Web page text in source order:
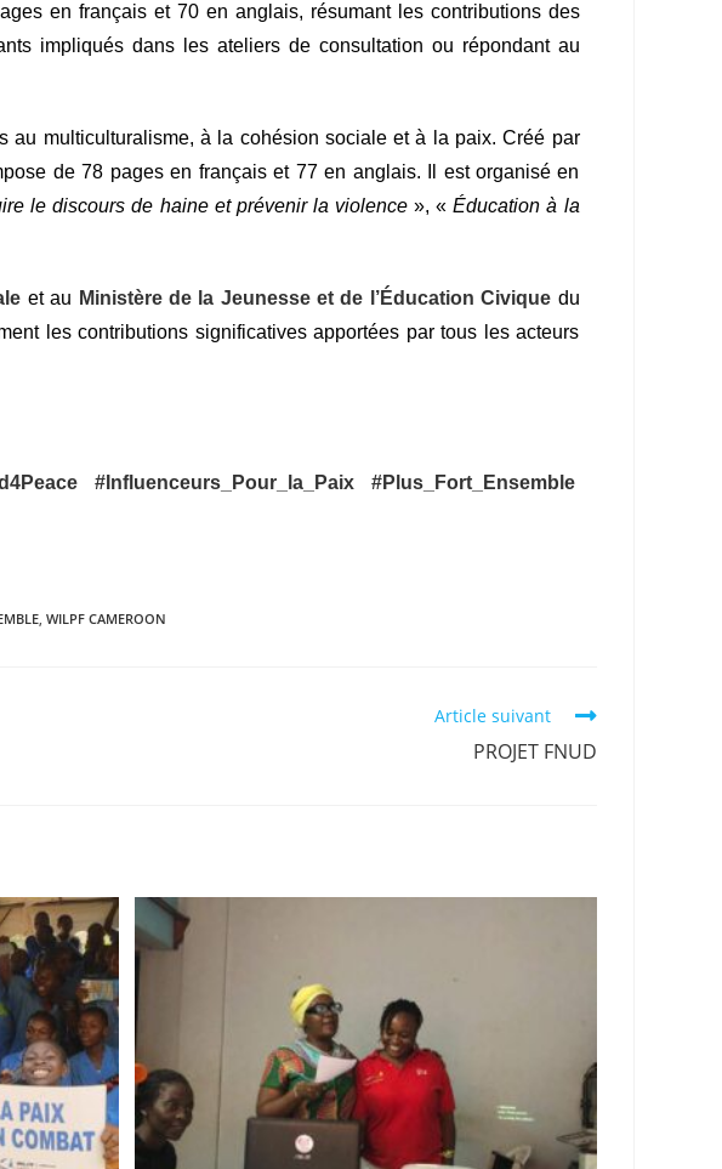
en français et 70 en anglais, résumant les contributions des
impliqués dans les ateliers de consultation ou répondant au
multiculturalisme, à la cohésion sociale et à la paix. Créé par
de 78 pages en français et 77 en anglais. Il est organisé en
le discours de haine et prévenir la violence», «Éducation à la
et au Ministère de la Jeunesse et de l’Éducation Civique du
les contributions significatives apportées par tous les acteurs
#Influenceurs_Pour_la_Paix
#Plus_Fort_Ensemble
, WILPF CAMEROON
Article suivant
PROJET FNUD